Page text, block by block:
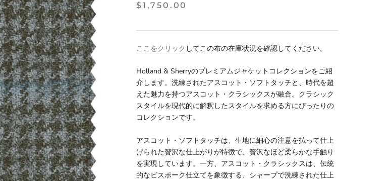
$1,750.00
ここをクリック してこの布の在庫状況を確認してください。
Holland & Sherryのプレミアムジャケットコレクションをご紹
介します。洗練されたアスコット・ソフトタッチと、時代を超
えた魅力を持つアスコット・クラシックスが融合。クラシック
スタイルを現代的に解釈したスタイルを求める方にぴったりの
コレクションです。
アスコット・ソフトタッチは、生地に細心の注意を払って仕上
げられた贅沢な仕上がりが特徴で、贅沢なほど柔らかな手触り
を実現しています。一方、アスコット・クラシックスは、伝統
的なビスポーク仕立てを象徴する、シャープで洗練された仕上